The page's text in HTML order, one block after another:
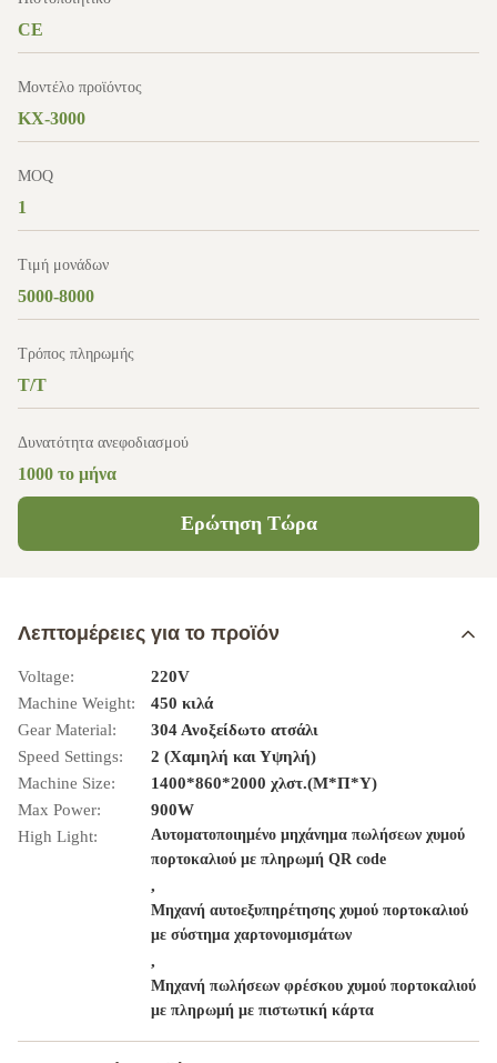
CE
Μοντέλο προϊόντος
KX-3000
MOQ
1
Τιμή μονάδων
5000-8000
Τρόπος πληρωμής
T/T
Δυνατότητα ανεφοδιασμού
1000 το μήνα
Ερώτηση Τώρα
Λεπτομέρειες για το προϊόν
Voltage:
220V
Machine Weight:
450 κιλά
Gear Material:
304 Ανοξείδωτο ατσάλι
Speed Settings:
2 (Χαμηλή και Υψηλή)
Machine Size:
1400*860*2000 χλστ.(Μ*Π*Υ)
Max Power:
900W
High Light:
Αυτοματοποιημένο μηχάνημα πωλήσεων χυμού
πορτοκαλιού με πληρωμή QR code
,
Μηχανή αυτοεξυπηρέτησης χυμού πορτοκαλιού
με σύστημα χαρτονομισμάτων
,
Μηχανή πωλήσεων φρέσκου χυμού πορτοκαλιού
με πληρωμή με πιστωτική κάρτα